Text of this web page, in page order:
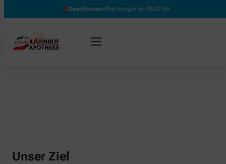
Geschlossenöffnet morgen um 08:00 Uhr
Unser Ziel